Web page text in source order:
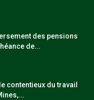
des pensions
de...
contentieux du travail